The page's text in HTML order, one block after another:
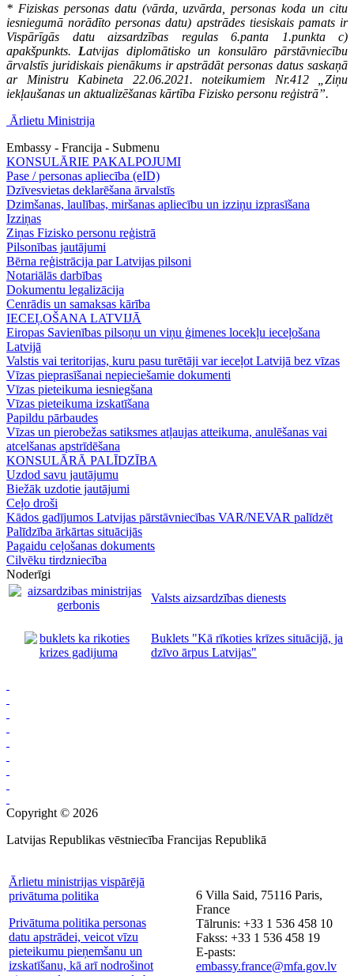
* Fiziskas personas datu (vārda, uzvārda, personas koda un citu
iesniegumā norādīto personas datu) apstrādes tiesiskais pamats ir
Vispārīgās datu aizsardzības regulas 6.panta 1.punkta c)
apakšpunkts. Latvijas diplomātisko un konsulāro pārstāvniecību
ārvalstīs juridiskais pienākums ir apstrādāt personas datus saskaņā
ar Ministru Kabineta 22.06.2021. noteikumiem Nr.412 „Ziņu
iekļaušanas un aktualizēšanas kārtība Fizisko personu reģistrā”.
Ārlietu Ministrija
Embassy - Francija - Submenu
KONSULĀRIE PAKALPOJUMI
Pase / personas apliecība (eID)
Dzīvesvietas deklarēšana ārvalstīs
Dzimšanas, laulības, miršanas apliecību un izziņu izprasīšana
Izziņas
Ziņas Fizisko personu reģistrā
Pilsonības jautājumi
Bērna reģistrācija par Latvijas pilsoni
Notariālās darbības
Dokumentu legalizācija
Cenrādis un samaksas kārība
IECEĻOŠANA LATVIJĀ
Eiropas Savienības pilsoņu un viņu ģimenes locekļu ieceļošana
Latvijā
Valstis vai teritorijas, kuru pasu turētāji var ieceļot Latvijā bez vīzas
Vīzas pieprasīšanai nepieciešamie dokumenti
Vīzas pieteikuma iesniegšana
Vīzas pieteikuma izskatīšana
Papildu pārbaudes
Vīzas un pierobežas satiksmes atļaujas atteikuma, anulēšanas vai
atcelšanas apstrīdēšana
KONSULĀRĀ PALĪDZĪBA
Uzdod savu jautājumu
Biežāk uzdotie jautājumi
Ceļo droši
Kādos gadījumos Latvijas pārstāvniecības VAR/NEVAR palīdzēt
Palīdzība ārkārtas situācijās
Pagaidu ceļošanas dokuments
Cilvēku tirdzniecība
Noderīgi
Valsts aizsardzības dienests
Buklets "Kā rīkoties krīzes situācijā, ja
dzīvo ārpus Latvijas"
Copyright © 2026
Latvijas Republikas vēstniecība Francijas Republikā
Ārlietu ministrijas vispārējā
privātuma politika
Privātuma politika personas
datu apstrādei, veicot vīzu
pieteikumu pieņemšanu un
izskatīšanu, kā arī nodrošinot
6 Villa Said, 75116 Paris,
France
Tālrunis: +33 1 536 458 10
Fakss: +33 1 536 458 19
E-pasts:
embassy.france@mfa.gov.lv